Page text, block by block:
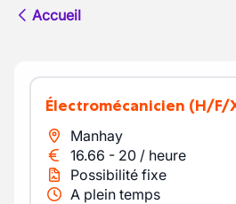
Accueil
Électromécanicien (H/F/
Manhay
16.66 - 20 / heure
Possibilité fixe
A plein temps